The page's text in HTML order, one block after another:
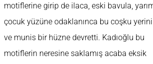
motiflerine girip de ilaca, eski bavula,
çocuk yüzüne odaklanınca bu coşku
ve munis bir hüzne devretti. Kadıoğlu bu
motiflerin neresine saklamış acaba eksik